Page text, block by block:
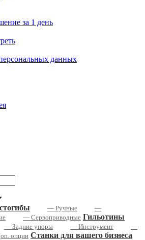
за 1 день
данных
— Ручные
—
— Сервоприводные Гильотины
— Задние упоры — Инструмент
—
опции Станки для вашего бизнеса